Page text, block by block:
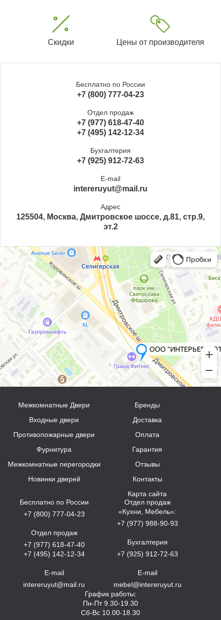
Скидки Цены от производителя
Бесплатно по России
+7 (800) 777-04-23
Отдел продаж
+7 (977) 618-47-40
+7 (495) 142-12-34
Бухгалтерия
+7 (925) 912-72-63
E-mail
intereruyut@mail.ru
Адрес
125504, Москва, Дмитровское шоссе, д.81, стр.9,
эт.2
Межкомнатные Двери
Входные двери
Противопожарные двери
Фурнитура
Межкомнатные перегородки
Новинки дверей
Бренды
Доставка
Оплата
Гарантия
Отзывы
Контакты
Карта сайта
Бесплатно по России
+7 (800) 777-04-23
Отдел продаж
+7 (977) 618-47-40
+7 (495) 142-12-34
E-mail
intereruyut@mail.ru
Отдел продаж
«Кухни, Мебель»:
+7 (977) 988-90-93
Бухгалтерия
+7 (925) 912-72-63
E-mail
mebel@intereruyut.ru
График работы:
Пн-Пт 9.30-19.30
Сб-Вс 10.00-18.30